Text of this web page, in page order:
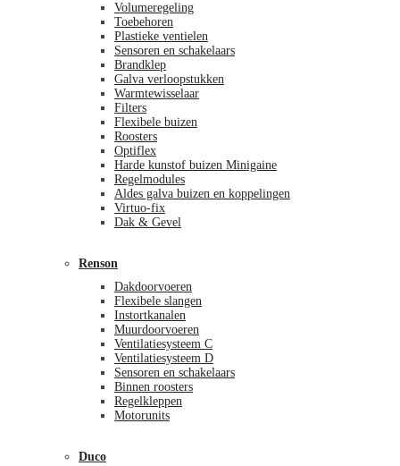
Volumeregeling
Toebehoren
Plastieke ventielen
Sensoren en schakelaars
Brandklep
Galva verloopstukken
Warmtewisselaar
Filters
Flexibele buizen
Roosters
Optiflex
Harde kunstof buizen Minigaine
Regelmodules
Aldes galva buizen en koppelingen
Virtuo-fix
Dak & Gevel
Renson
Dakdoorvoeren
Flexibele slangen
Instortkanalen
Muurdoorvoeren
Ventilatiesysteem C
Ventilatiesysteem D
Sensoren en schakelaars
Binnen roosters
Regelkleppen
Motorunits
Duco